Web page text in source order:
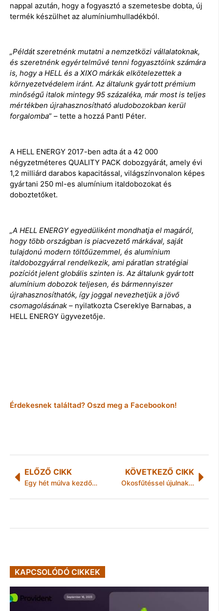
nappal azután, hogy a fogyasztó a szemetesbe dobta, új
termék készülhet az alumíniumhulladékból.
„Példát szeretnénk mutatni a nemzetközi vállalatoknak,
és szeretnénk egyértelművé tenni fogyasztóink számára
is, hogy a HELL és a XIXO márkák elkötelezettek a
környezetvédelem iránt. Az általunk gyártott prémium
minőségű italok mintegy 95 százaléka, már most is teljes
mértékben újrahasznosítható aludobozokban kerül
forgalomba” – tette a hozzá Pantl Péter.
A HELL ENERGY 2017-ben adta át a 42 000
négyzetméteres QUALITY PACK dobozgyárát, amely évi
1,2 milliárd darabos kapacitással, világszínvonalon képes
gyártani 250 ml-es alumínium italdobozokat és
doboztetőket.
„A HELL ENERGY egyedüliként mondhatja el magáról,
hogy több országban is piacvezető márkával, saját
tulajdonú modern töltőüzemmel, és alumínium
italdobozgyárral rendelkezik, ami páratlan stratégiai
pozíciót jelent globális szinten is. Az általunk gyártott
alumínium dobozok teljesen, és bármennyiszer
újrahasznosíthatók, így joggal nevezhetjük a jövő
csomagolásának – nyilatkozta Csereklye Barnabas, a
HELL ENERGY ügyvezetője.
Érdekesnek találtad? Oszd meg a Facebookon!
ELŐZŐ CIKK
Egy hét múlva kezdődik a Budapesti Víz Világtalálkozó 2019
KÖVETKEZŐ CIKK
Okosfűtéssel újulnak meg az óvodák
KAPCSOLÓDÓ CIKKEK